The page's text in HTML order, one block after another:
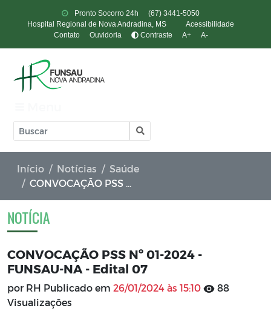
Pronto Socorro 24h
(67) 3441-5050
Hospital Regional de Nova Andradina, MS
Acessibilidade
Contato
Ouvidoria Contraste A+ A-
Início Notícias
Saúde
CONVOCAÇÃO PSS Nº 01-2024 - FUNSAU-NA - Edital 07
NOTÍCIA
CONVOCAÇÃO PSS Nº 01-2024 -
FUNSAU-NA - Edital 07
por RH Publicado em 26/01/2024 às 15:10
88
Visualizações